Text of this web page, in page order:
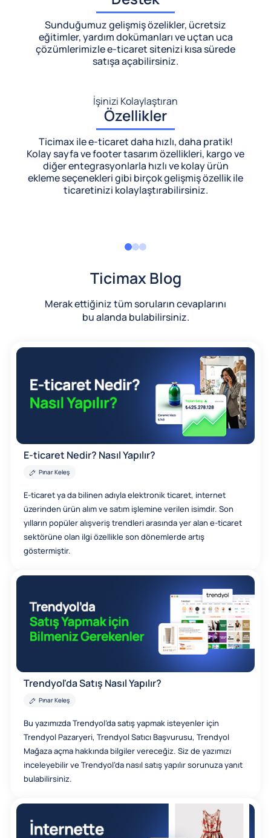
Sunduğumuz gelişmiş özelikler, ücretsiz
eğitimler, yardım dokümanları ve uçtan uca
çözümlerimizlee-ticaret sitenizi kısa sürede
satışa açabilirsiniz.
İşinizi Kolaylaştıran
Özellikler
Ticimax ile e-ticaret daha hızlı, daha pratik!
Kolay sayfa ve footer tasarım özellikleri, kargo ve
diğer entegrasyonlarla hızlı ve kolay ürün
ekleme seçenekleri gibi birçok gelişmiş özellik ile
ticaretinizi kolaylaştırabilirsiniz.
Ticimax Blog
Merak ettiğiniz tüm soruların cevaplarını
bu alanda bulabilirsiniz.
E-ticaret Nedir? Nasıl Yapılır?
Pınar Keleş
E-ticaret ya da bilinen adıyla elektronik ticaret, internet
üzerinden ürün alım ve satım işlemine verilen isimdir. Son
yılların popüler alışveriş trendleri arasında yer alan e-ticaret
sektörüne olan ilgi özellikle son dönemlerde artış
göstermiştir.
Trendyol'da Satış Nasıl Yapılır?
Pınar Keleş
Bu yazımızda Trendyol’da satış yapmak isteyenler için
Trendyol Pazaryeri, Trendyol Satıcı Başvurusu, Trendyol
Mağaza açma hakkında bilgiler vereceğiz. Siz de yazımızı
inceleyebilir ve Trendyol’da nasıl satış yapılır sorunuza yanıt
bulabilirsiniz.